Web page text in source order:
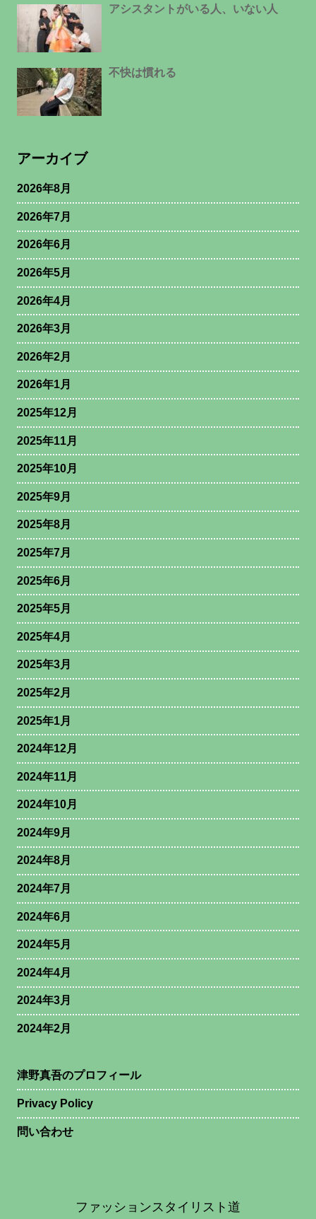
アシスタントがいる人、いない人
不快は慣れる
アーカイブ
2026年8月
2026年7月
2026年6月
2026年5月
2026年4月
2026年3月
2026年2月
2026年1月
2025年12月
2025年11月
2025年10月
2025年9月
2025年8月
2025年7月
2025年6月
2025年5月
2025年4月
2025年3月
2025年2月
2025年1月
2024年12月
2024年11月
2024年10月
2024年9月
2024年8月
2024年7月
2024年6月
2024年5月
2024年4月
2024年3月
2024年2月
津野真吾のプロフィール
Privacy Policy
問い合わせ
ファッションスタイリスト道